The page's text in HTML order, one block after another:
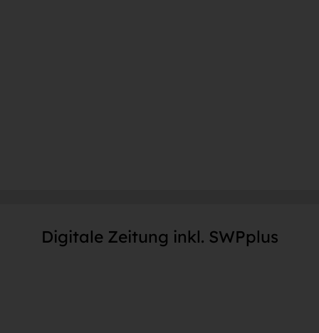
Digitale Zeitung inkl. SWPplus